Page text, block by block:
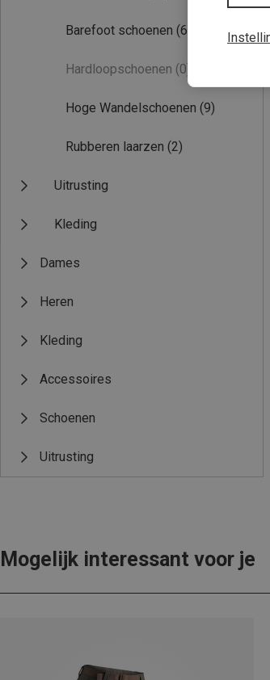
Barefoot schoenen (6)
Hardloopschoenen (0)
Hoge Wandelschoenen (9)
Rubberen laarzen (2)
Uitrusting
Kleding
Dames
Heren
Kleding
Accessoires
Schoenen
Uitrusting
Mogelijk interessant voor je